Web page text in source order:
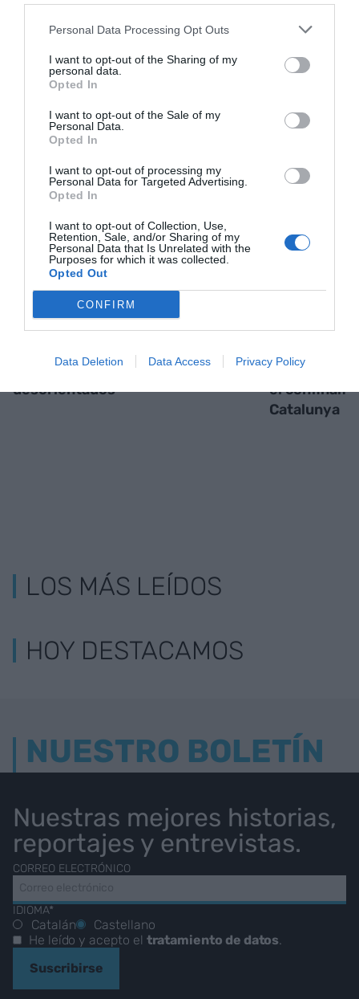
Personal Data Processing Opt Outs
I want to opt-out of the Sharing of my
personal data.
Opted In
I want to opt-out of the Sale of my
Personal Data.
Opted In
I want to opt-out of processing my
Personal Data for Targeted Advertising.
Opted In
I want to opt-out of Collection, Use,
Retention, Sale, and/or Sharing of my
Personal Data that Is Unrelated with the
Purposes for which it was collected.
Opted Out
CONFIRM
Data Deletion Data Access Privacy Policy
RELACIONADAS
trabajadores
desorientados
brecha
comercio
el
Catalunya
LOS MÁS LEÍDOS
HOY DESTACAMOS
NUESTRO BOLETÍN
Nuestras mejores historias,
reportajes y entrevistas.
CORREO ELECTRÓNICO
IDIOMA*
Catalán
Castellano
He leído y acepto el tratamiento de datos.
Suscribirse